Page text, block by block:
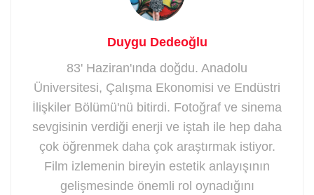
Duygu Dedeoğlu
83' Haziran'ında doğdu. Anadolu
Üniversitesi, Çalışma Ekonomisi ve Endüstri
İlişkiler Bölümü'nü bitirdi. Fotoğraf ve sinema
sevgisinin verdiği enerji ve iştah ile hep daha
çok öğrenmek daha çok araştırmak istiyor.
Film izlemenin bireyin estetik anlayışının
gelişmesinde önemli rol oynadığını